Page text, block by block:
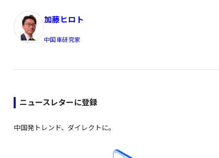
加藤ヒロト
中国車研究家
ニュースレターに登録
中国発トレンド、ダイレクトに。